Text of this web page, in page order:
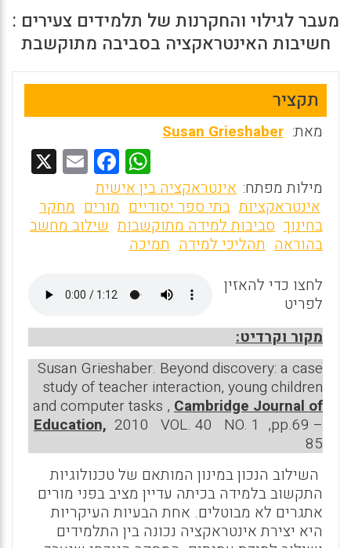
מעבר לגילוי והחקרנות של תלמידים צעירים :
חשיבות האינטראקציה בסביבה מתוקשבת
תקציר
מאת: Susan Grieshaber
W
h
at
s
p
F
a
ce
b
o
k
E
m
ai
l
מילות מפתח: אינטראקציה בין אישית
אינטראקציות בתי ספר יסודיים מורים מחקר
בחינוך סביבות למידה מתוקשבות שילוב מחשב
בהוראה תהליכי למידה תמיכה
לחצו כדי להאזין
לפריט
מקור וקרדיט:
Susan Grieshaber. Beyond discovery: a case
study of teacher interaction, young children
and computer tasks , Cambridge Journal of
Education, 2010 VOL. 40 NO. 1 ,pp.69 –
85
השילוב הנכון במינון המותאם של טכנולוגיות
התקשוב בלמידה בכיתה עדיין מציב בפני מורים
אתגרים לא מבוטלים. אחת הבעיות העיקריות
היא יצירת אינטראקציה נכונה בין התלמידים